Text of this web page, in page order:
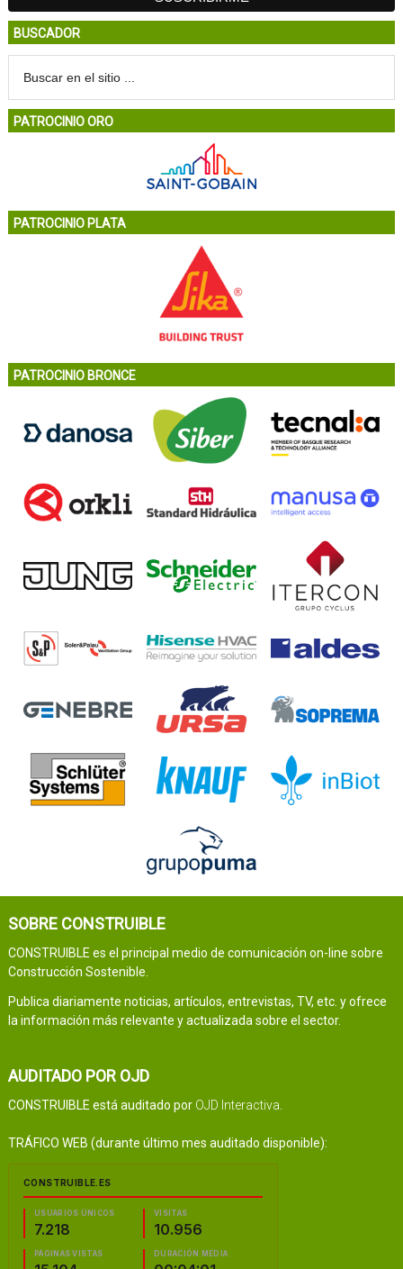
BUSCADOR
PATROCINIO ORO
PATROCINIO PLATA
PATROCINIO BRONCE
SOBRE CONSTRUIBLE
CONSTRUIBLE es el principal medio de comunicación on-line sobre
Construcción Sostenible.
Publica diariamente noticias, artículos, entrevistas, TV, etc. y ofrece
la información más relevante y actualizada sobre el sector.
AUDITADO POR OJD
CONSTRUIBLE está auditado por OJD Interactiva
TRÁFICO WEB (durante último mes auditado disponible):